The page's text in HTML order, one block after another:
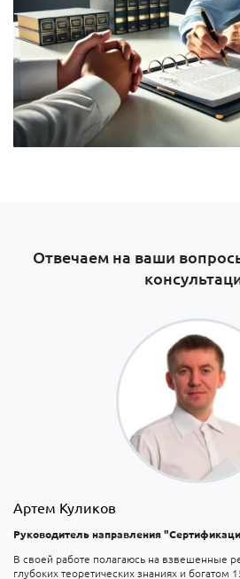
Отвечаем на ваши
Артем Куликов
Руководитель направления
В своей работе полагаюсь на взвешенные
глубоких теоретических знаниях и богатом